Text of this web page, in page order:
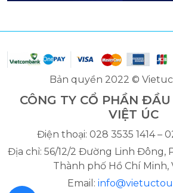
Bản quyền 2022 ©
CÔNG TY CỔ PHẦN
VIỆT ÚC
Điện thoại: 028 3535 1414 –
Địa chỉ: 56/12/2 Đường Linh Đông,
Thành phố Hồ Chí Minh,
Email: